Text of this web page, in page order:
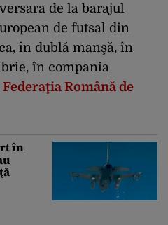
de la barajul
de futsal din
în dublă manşă, în
în compania
Federaţia Română de
în